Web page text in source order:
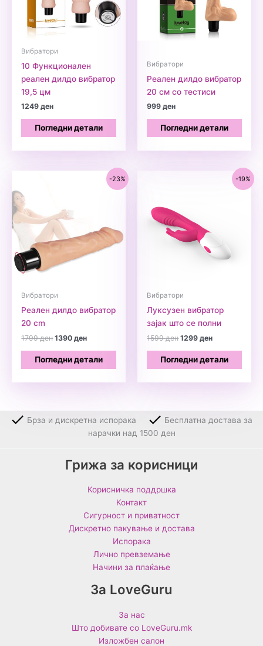
Вибратори
10 Функционален
реален дилдо вибратор
19,5 цм
1249ден
Погледни детали
Вибратори
Реален дилдо вибратор
20 см со тестиси
999ден
Погледни детали
-23%
Вибратори
Реален дилдо вибратор
20 cm
1799денOriginal
was:
1799 ден.
1390денCurrent
is:
Погледни детали
-19%
Вибратори
Луксузен вибратор
зајак што се полни
1599денOriginal
was:
1599 ден.
1299денCurrent
is:
Погледни детали
Брза и дискретна испорака
Бесплатна достава за
нарачки над 1500 ден
Грижа за корисници
Корисничка поддршка
Контакт
Сигурност и приватност
Дискретно пакување и достава
Испорака
Лично превземање
Начини за плаќање
За LoveGuru
За нас
Што добивате со LoveGuru.mk
Изложбен салон